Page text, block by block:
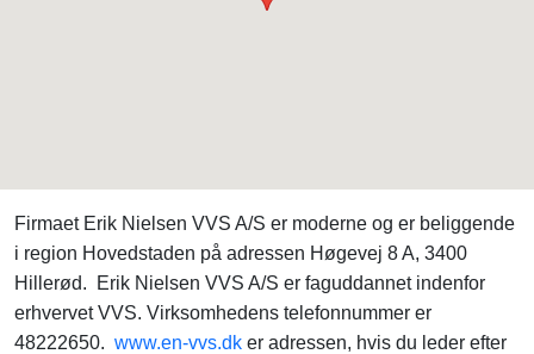
Firmaet Erik Nielsen VVS A/S er moderne og er beliggende
i region Hovedstaden på adressen Høgevej 8 A, 3400
Hillerød. Erik Nielsen VVS A/S er faguddannet indenfor
erhvervet VVS. Virksomhedens telefonnummer er
48222650. www.en-vvs.dk er adressen, hvis du leder efter